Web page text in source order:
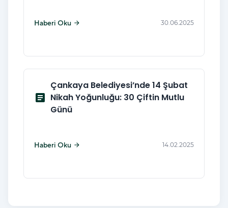
Haberi Oku arrow_forward 30.06.2025
article
Çankaya Belediyesi’nde 14 Şubat
Nikah Yoğunluğu: 30 Çiftin Mutlu
Günü
Haberi Oku arrow_forward 14.02.2025